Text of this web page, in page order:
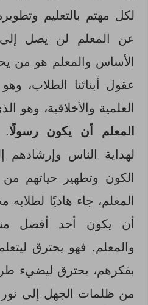
لكل مهتم بالتعليم
عن المعلم لن يصل إلى
الأساس والمعلم هو من
عقول أبنائنا الطلاب،
العلمية والأخلاقية، وهو
المعلم أن يكون رسولًا.
لهداية الناس وإرشادهم
الكون وتطهير حياتهم
المعلم، جاء هاديًا لطلابه
أن يكون أحد أفضل منه
والمعلم. فهو يحترق
بفكرهم، يحترق ليضيء
من ظلمات الجهل إلى نور